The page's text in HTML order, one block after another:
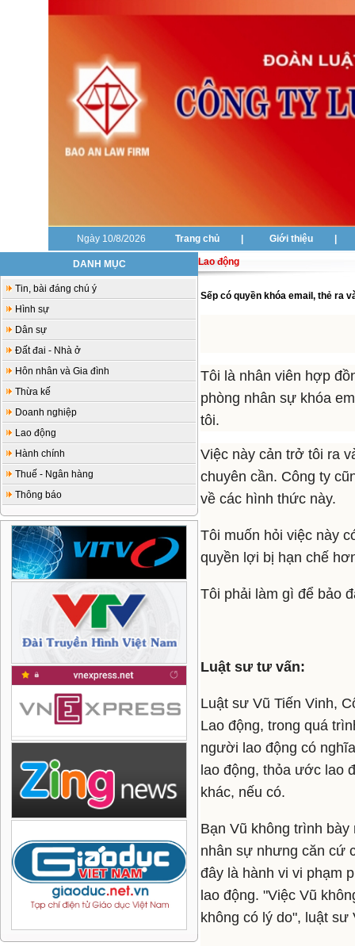
Ngày 10/8/2026 Trang chủ Giới thiệu
DANH MỤC
Tin, bài đáng chú ý
Hình sự
Dân sự
Đất đai - Nhà ở
Hôn nhân và Gia đình
Thừa kế
Doanh nghiệp
Lao động
Hành chính
Thuế - Ngân hàng
Thông báo
Lao động
Sếp có quyền khóa email, thẻ ra
Tôi là nhân viên hợp
phòng nhân sự khóa
tôi.
Việc này cản trở tôi ra
chuyên cần. Công ty
về các hình thức này.
Tôi muốn hỏi việc này
quyền lợi bị hạn chế
Tôi phải làm gì để bảo
Luật sư tư vấn:
Luật sư Vũ Tiến Vinh,
Lao động, trong quá
người lao động có
lao động, thỏa ước lao
khác, nếu có.
Bạn Vũ không trình
nhân sự nhưng căn cứ
đây là hành vi vi phạm
lao động. "Việc Vũ
không có lý do", luật sư